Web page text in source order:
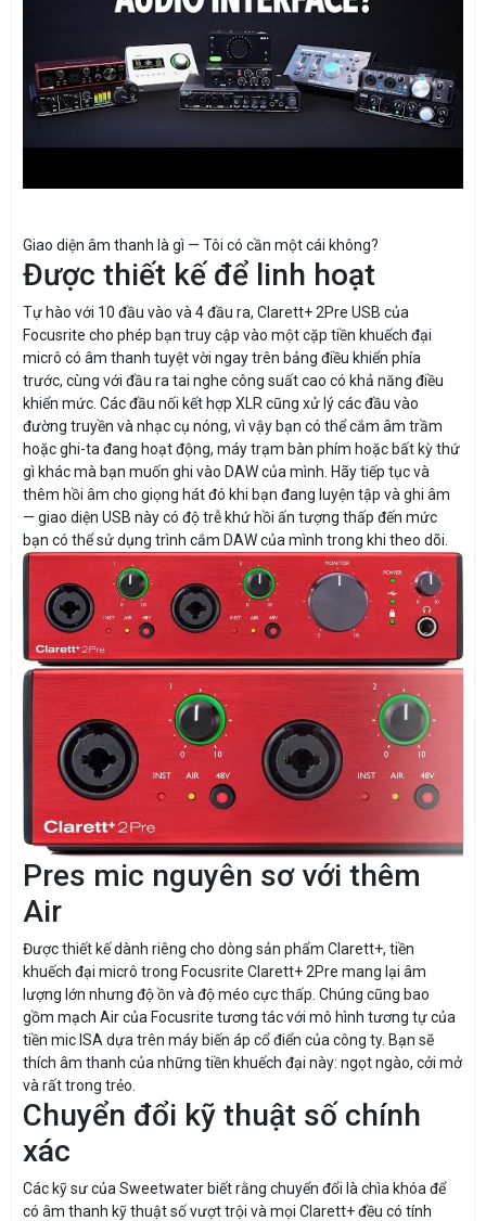
Giao diện âm thanh là gì — Tôi có cần một cái không?
Được thiết kế để linh hoạt
Tự hào với 10 đầu vào và 4 đầu ra, Clarett+ 2Pre USB của
Focusrite cho phép bạn truy cập vào một cặp tiền khuếch đại
micrô có âm thanh tuyệt vời ngay trên bảng điều khiển phía
trước, cùng với đầu ra tai nghe công suất cao có khả năng điều
khiển mức. Các đầu nối kết hợp XLR cũng xử lý các đầu vào
đường truyền và nhạc cụ nóng, vì vậy bạn có thể cắm âm trầm
hoặc ghi-ta đang hoạt động, máy trạm bàn phím hoặc bất kỳ thứ
gì khác mà bạn muốn ghi vào DAW của mình. Hãy tiếp tục và
thêm hồi âm cho giọng hát đó khi bạn đang luyện tập và ghi âm
— giao diện USB này có độ trễ khứ hồi ấn tượng thấp đến mức
bạn có thể sử dụng trình cắm DAW của mình trong khi theo dõi.
Pres mic nguyên sơ với thêm
Air
Được thiết kế dành riêng cho dòng sản phẩm Clarett+, tiền
khuếch đại micrô trong Focusrite Clarett+ 2Pre mang lại âm
lượng lớn nhưng độ ồn và độ méo cực thấp. Chúng cũng bao
gồm mạch Air của Focusrite tương tác với mô hình tương tự của
tiền mic ISA dựa trên máy biến áp cổ điển của công ty. Bạn sẽ
thích âm thanh của những tiền khuếch đại này: ngọt ngào, cởi mở
và rất trong trẻo.
Chuyển đổi kỹ thuật số chính
xác
Các kỹ sư của Sweetwater biết rằng chuyển đổi là chìa khóa để
có âm thanh kỹ thuật số vượt trội và mọi Clarett+ đều có tính